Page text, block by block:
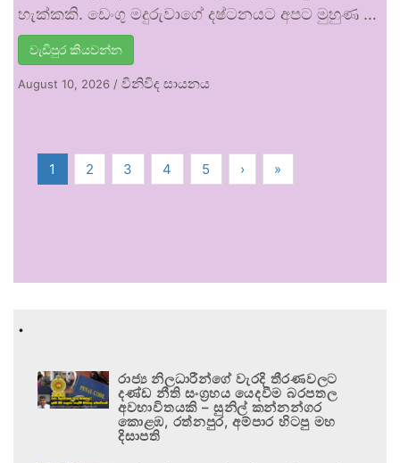
හැක්කකි. ඩෙංගු මදුරුවාගේ දෂ්ටනයට අපට මුහුණ …
වැඩිපුර කියවන්න
August 10, 2026 / විනිවිද සායනය
1 2 3 4 5 › »
.
රාජ්‍ය නිලධාරීන්ගේ වැරදි තීරණවලට
දණ්ඩ නීති සංග්‍රහය යෙදවීම බරපතල
අවභාවිතයකි – සුනිල් කන්නන්ගර
කොළඹ, රත්නපුර, අම්පාර හිටපු මහ
දිසාපති